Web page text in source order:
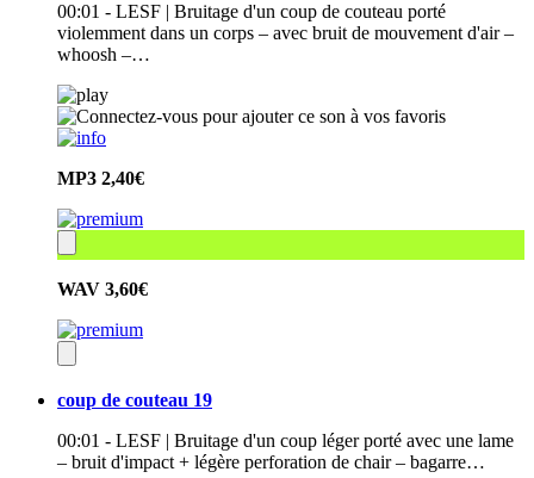
00:01 - LESF | Bruitage d'un coup de couteau porté
violemment dans un corps – avec bruit de mouvement d'air –
whoosh –…
MP3 2,40€
WAV 3,60€
coup de couteau 19
00:01 - LESF | Bruitage d'un coup léger porté avec une lame
– bruit d'impact + légère perforation de chair – bagarre…